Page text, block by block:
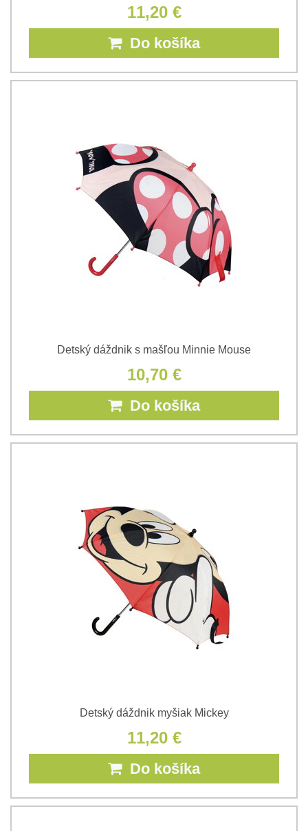
11,20 €
Do košíka
Detský dáždnik s mašľou Minnie Mouse
10,70 €
Do košíka
Detský dáždnik myšiak Mickey
11,20 €
Do košíka